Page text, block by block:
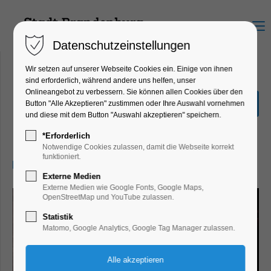
Menu
Louise und die Schule der
Freiheit
Kino
Datenschutzeinstellungen
Wir setzen auf unserer Webseite Cookies ein. Einige von ihnen
sind erforderlich, während andere uns helfen, unser
Onlineangebot zu verbessern. Sie können allen Cookies über den
Button "Alle Akzeptieren" zustimmen oder Ihre Auswahl vornehmen
und diese mit dem Button "Auswahl akzeptieren" speichern.
*Erforderlich
Notwendige Cookies zulassen, damit die Webseite korrekt
funktioniert.
Externe Medien
Externe Medien wie Google Fonts, Google Maps,
OpenStreetMap und YouTube zulassen.
Statistik
Matomo, Google Analytics, Google Tag Manager zulassen.